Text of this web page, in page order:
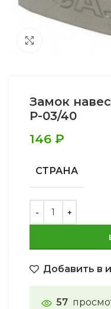
Замок
Р-03/40
146 ₽
СТРАНА
Добавить в
57